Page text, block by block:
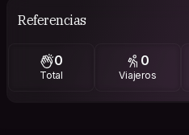
Referencias
0
Total
0
Viajeros